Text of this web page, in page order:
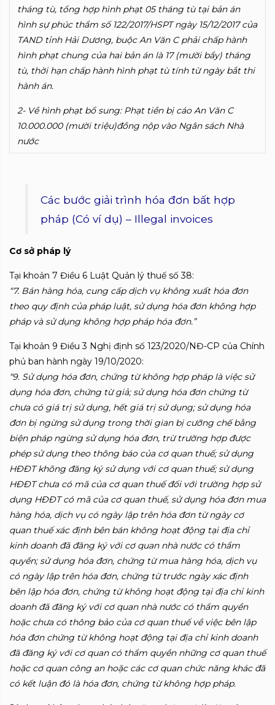
tháng tù, tổng hợp hình phạt 05 tháng tù tại bản án
hình sự phúc thẩm số 122/2017/HSPT ngày 15/12/2017 của
TAND tỉnh Hải Dương, buộc An Văn C phải chấp hành
hình phạt chung của hai bản án là 17 (mười bẩy) tháng
tù, thời hạn chấp hành hình phạt tù tính từ ngày bắt thi
hành án.
2- Về hình phạt bổ sung: Phạt tiền bị cáo An Văn C
10.000.000 (mười triệu)đồng nộp vào Ngân sách Nhà
nước
Các bước giải trình hóa đơn bất hợp
pháp (Có ví dụ) – Illegal invoices
Cơ sở pháp lý
Tại khoản 7 Điều 6 Luật Quản lý thuế số 38:
“7. Bán hàng hóa, cung cấp dịch vụ không xuất hóa đơn
theo quy định của pháp luật, sử dụng hóa đơn không hợp
pháp và sử dụng không hợp pháp hóa đơn.”
Tại khoản 9 Điều 3 Nghị định số 123/2020/NĐ-CP của Chính
phủ ban hành ngày 19/10/2020:
“9. Sử dụng hóa đơn, chứng từ không hợp pháp là việc sử
dụng hóa đơn, chứng từ giả; sử dụng hóa đơn chứng từ
chưa có giá trị sử dụng, hết giá trị sử dụng; sử dụng hóa
đơn bị ngừng sử dụng trong thời gian bị cưỡng chế bằng
biện pháp ngừng sử dụng hóa đơn, trừ trường hợp được
phép sử dụng theo thông báo của cơ quan thuế; sử dụng
HĐĐT không đăng ký sử dụng với cơ quan thuế; sử dụng
HĐĐT chưa có mã của cơ quan thuế đối với trường hợp sử
dụng HĐĐT có mã của cơ quan thuế, sử dụng hóa đơn mua
hàng hóa, dịch vụ có ngày lập trên hóa đơn từ ngày cơ
quan thuế xác định bên bán không hoạt động tại địa chỉ
kinh doanh đã đăng ký với cơ quan nhà nước có thẩm
quyền; sử dụng hóa đơn, chứng từ mua hàng hóa, dịch vụ
có ngày lập trên hóa đơn, chứng từ trước ngày xác định
bên lập hóa đơn, chứng từ không hoạt động tại địa chỉ kinh
doanh đã đăng ký với cơ quan nhà nước có thẩm quyền
hoặc chưa có thông bảo của cơ quan thuế về việc bên lập
hóa đơn chứng từ không hoạt động tại địa chỉ kinh doanh
đã đăng ký với cơ quan có thẩm quyền những cơ quan thuế
hoặc cơ quan công an hoặc các cơ quan chức năng khác đã
có kết luận đó là hóa đơn, chứng từ không hợp pháp.